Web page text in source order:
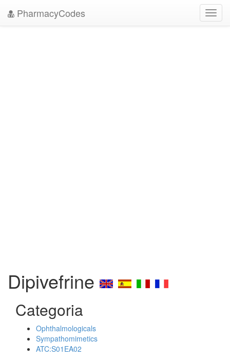
PharmacyCodes
Dipivefrine
Categoria
Ophthalmologicals
Sympathomimetics
ATC:S01EA02